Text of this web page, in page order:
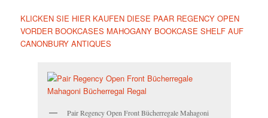
KLICKEN SIE HIER KAUFEN DIESE PAAR REGENCY OPEN
VORDER BOOKCASES MAHOGANY BOOKCASE SHELF AUF
CANONBURY ANTIQUES
Pair Regency Open Front Bücherregale Mahagoni